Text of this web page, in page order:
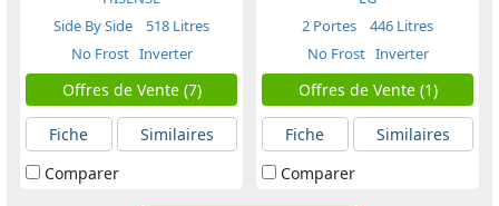
Side By Side
518 Litres
No Frost Inverter
Offres de Vente (7)
Fiche
Similaires
Comparer
2 Portes
446 Litres
No Frost Inverter
Offres de Vente (1)
Fiche
Similaires
Comparer